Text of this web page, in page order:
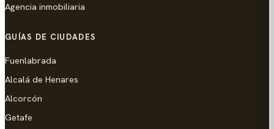
Agencia inmobiliaria
GUÍAS DE CIUDADES
Fuenlabrada
Alcalá de Henares
Alcorcón
Getafe